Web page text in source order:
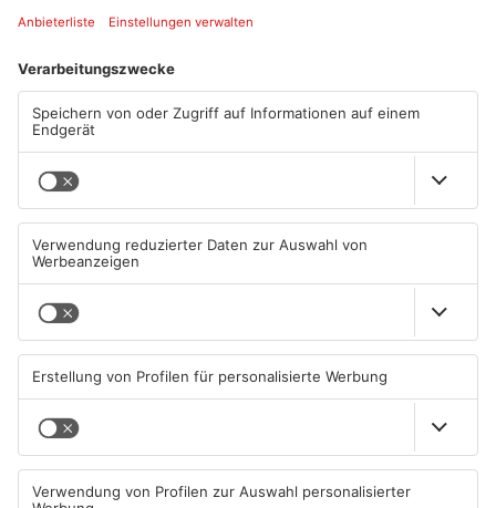
Einbruch ins Seligenstädter
Jugendzentrum scheitert
06.08.2026, 13:56 UHR IN KREIS
OFFENBACH
Trinkwasserbrunnen in
belastet
06.08.2026, 06:45 UHR IN KREIS
OFFENBACH